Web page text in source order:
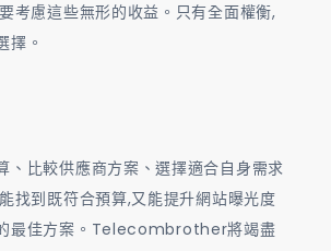
考慮這些無形的收益。只有全面權衡,
擇。
、比較供應商方案、選擇適合自身需求
找到既符合預算,又能提升網站曝光度
最佳方案。Telecombrother將竭盡